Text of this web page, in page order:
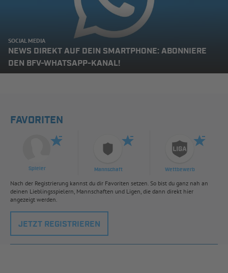
SOCIAL MEDIA
NEWS DIREKT AUF DEIN SMARTPHONE: ABONNIERE
DEN BFV-WHATSAPP-KANAL!
FAVORITEN
Spieler Mannschaft Wettbewerb
Nach der Registrierung kannst du dir Favoriten setzen. So bist du ganz nah an
deinen Lieblingsspielern, Mannschaften und Ligen, die dann direkt hier
angezeigt werden.
JETZT REGISTRIEREN